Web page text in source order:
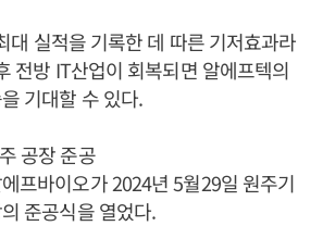
대 실적을 기록한 데 따른 기저효과라
전방 IT산업이 회복되면 알에프텍의
기대할 수 있다.
공장 준공
프바이오가 2024년 5월29일 원주기
준공식을 열었다.